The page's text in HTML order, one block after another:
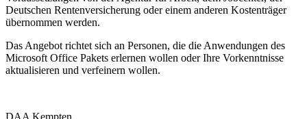
Deutschen Rentenversicherung oder einem anderen Kostenträger
übernommen werden.
Das Angebot richtet sich an Personen, die die Anwendungen des
Microsoft Office Pakets erlernen wollen oder Ihre Vorkenntnisse
aktualisieren und verfeinern wollen.